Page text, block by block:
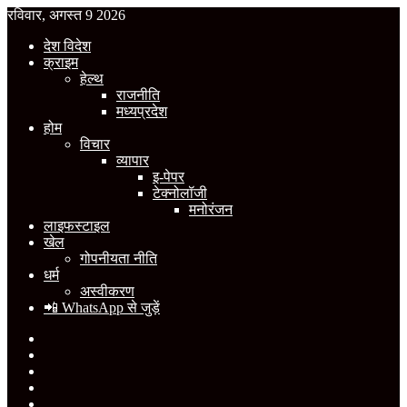
रविवार, अगस्त 9 2026
देश विदेश
क्राइम
हेल्थ
राजनीति
मध्यप्रदेश
होम
विचार
व्यापार
इ-पेपर
टेक्नोलॉजी
मनोरंजन
लाइफस्टाइल
खेल
गोपनीयता नीति
धर्म
अस्वीकरण
📲 WhatsApp से जुड़ें